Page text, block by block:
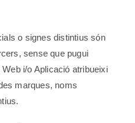
o signes distintius són
sense que pugui
i/o Aplicació atribueixi
marques, noms